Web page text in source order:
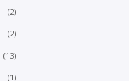
2
2
13
1